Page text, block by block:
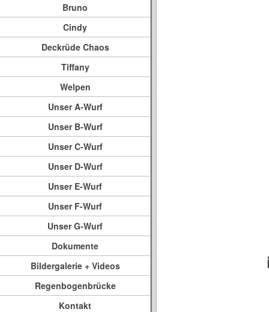
Bruno
Cindy
Deckrüde Chaos
Tiffany
Welpen
Unser A-Wurf
Unser B-Wurf
Unser C-Wurf
Unser D-Wurf
Unser E-Wurf
Unser F-Wurf
Unser G-Wurf
Dokumente
Bildergalerie + Videos
Regenbogenbrücke
Kontakt